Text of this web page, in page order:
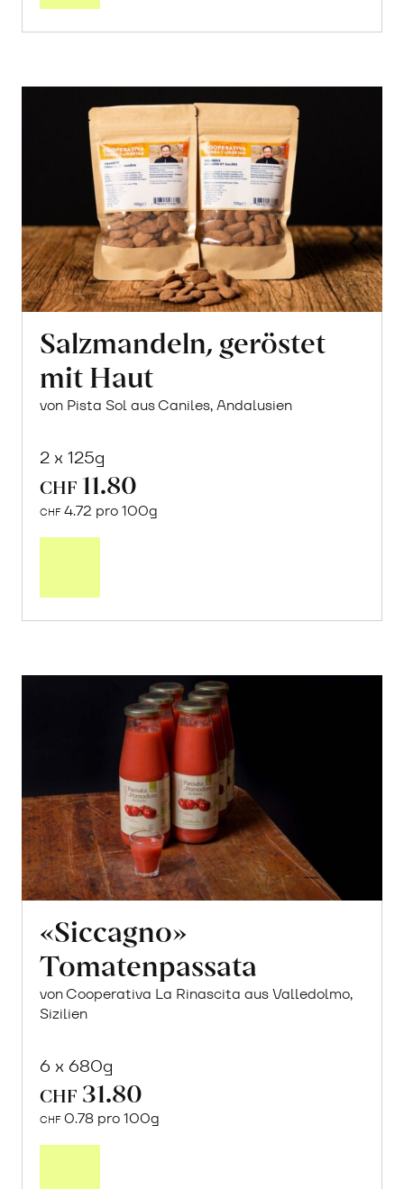
Salzmandeln, geröstet
mit Haut
von Pista Sol aus Caniles, Andalusien
2 x 125g
CHF 11.80
CHF 4.72 pro 100g
«Siccagno»
Tomatenpassata
von Cooperativa La Rinascita aus Valledolmo,
Sizilien
6 x 680g
CHF 31.80
CHF 0.78 pro 100g